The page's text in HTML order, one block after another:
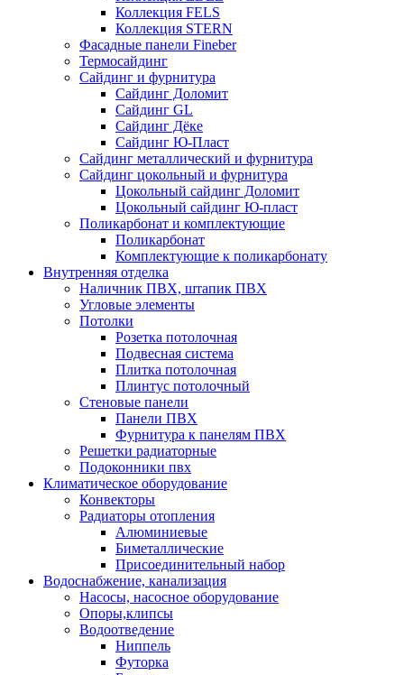
Коллекция FELS
Коллекция STERN
Фасадные панели Fineber
Термосайдинг
Сайдинг и фурнитура
Сайдинг Доломит
Сайдинг GL
Сайдинг Дёке
Сайдинг Ю-Пласт
Сайдинг металлический и фурнитура
Сайдинг цокольный и фурнитура
Цокольный сайдинг Доломит
Цокольный сайдинг Ю-пласт
Поликарбонат и комплектующие
Поликарбонат
Комплектующие к поликарбонату
Внутренняя отделка
Наличник ПВХ, штапик ПВХ
Угловые элементы
Потолки
Розетка потолочная
Подвесная система
Плитка потолочная
Плинтус потолочный
Стеновые панели
Панели ПВХ
Фурнитура к панелям ПВХ
Решетки радиаторные
Подоконники пвх
Климатическое оборудование
Конвекторы
Радиаторы отопления
Алюминиевые
Биметаллические
Присоединительный набор
Водоснабжение, канализация
Насосы, насосное оборудование
Опоры,клипсы
Водоотведение
Ниппель
Футорка